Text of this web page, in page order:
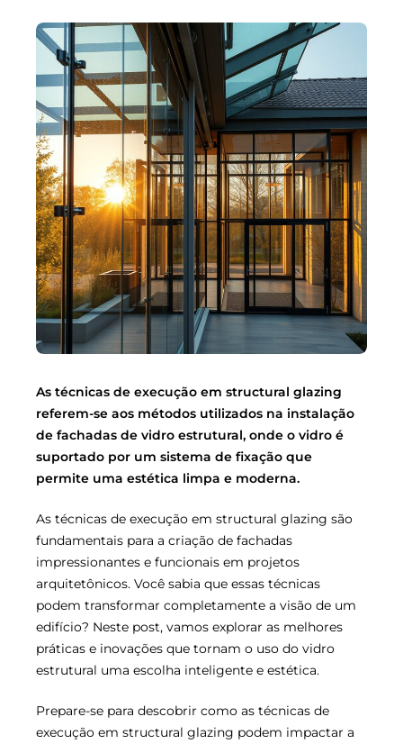
As técnicas de execução em structural glazing
referem-se aos métodos utilizados na instalação
de fachadas de vidro estrutural, onde o vidro é
suportado por um sistema de fixação que
permite uma estética limpa e moderna.
As técnicas de execução em structural glazing são
fundamentais para a criação de fachadas
impressionantes e funcionais em projetos
arquitetônicos. Você sabia que essas técnicas
podem transformar completamente a visão de um
edifício? Neste post, vamos explorar as melhores
práticas e inovações que tornam o uso do vidro
estrutural uma escolha inteligente e estética.
Prepare-se para descobrir como as técnicas de
execução em structural glazing podem impactar a